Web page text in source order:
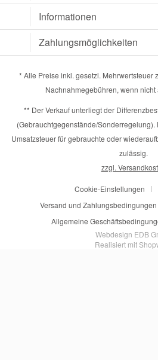
Informationen
Zahlungsmöglichkeiten
* Alle Preise inkl. gesetzl. Mehrwertsteuer
Nachnahmegebühren, wenn
** Der Verkauf unterliegt der
(Gebrauchtgegenstände/
Umsatzsteuer für gebrauchte oder
zulässig.
zzgl.
Cookie-Einstellungen
Versand und Zahlungsbedingungen
Allgemeine
Webdesign EDB
Realisiert mit